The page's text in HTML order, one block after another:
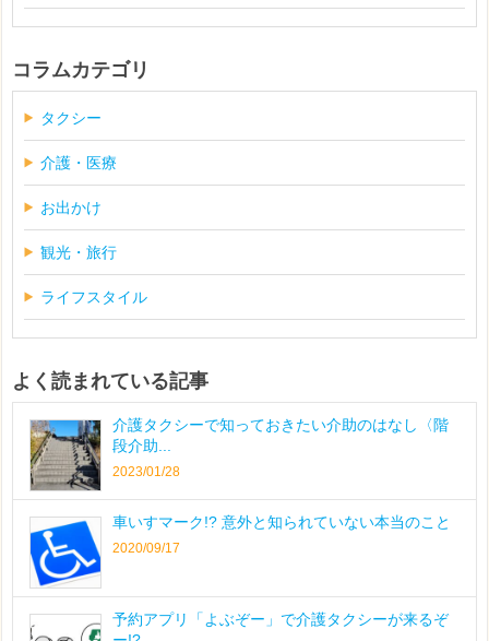
コラムカテゴリ
タクシー
介護・医療
お出かけ
観光・旅行
ライフスタイル
よく読まれている記事
介護タクシーで知っておきたい介助のはなし〈階
段介助...
2023/01/28
車いすマーク!? 意外と知られていない本当のこと
2020/09/17
予約アプリ「よぶぞー」で介護タクシーが来るぞ